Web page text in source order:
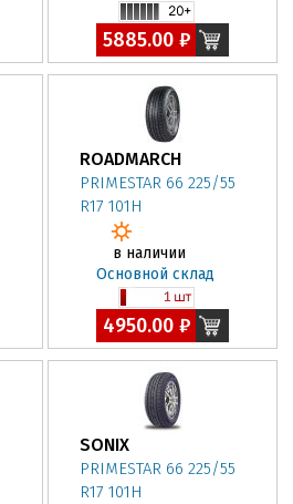
5885.00 ₽
ROADMARCH
PRIMESTAR 66 225/55
R17 101H
в наличии
Основной склад
4950.00 ₽
SONIX
PRIMESTAR 66 225/55
R17 101H